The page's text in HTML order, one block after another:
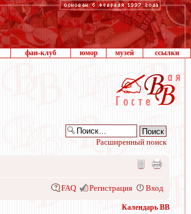
фан-клуб юмор музей ссылки
Расширенный поиск
FAQ Регистрация Вход
Календарь ВВ